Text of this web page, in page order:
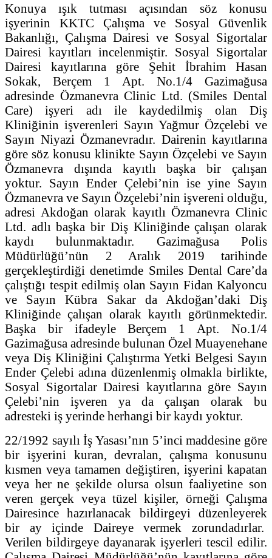
Konuya ışık tutması açısından söz konusu
işyerinin KKTC Çalışma ve Sosyal Güvenlik
Bakanlığı, Çalışma Dairesi ve Sosyal Sigortalar
Dairesi kayıtları incelenmiştir. Sosyal Sigortalar
Dairesi kayıtlarına göre Şehit İbrahim Hasan
Sokak, Berçem 1 Apt. No.1/4 Gazimağusa
adresinde Özmanevra Clinic Ltd. (Smiles Dental
Care) işyeri adı ile kaydedilmiş olan Diş
Kliniğinin işverenleri Sayın Yağmur Özçelebi ve
Sayın Niyazi Özmanevradır. Dairenin kayıtlarına
göre söz konusu klinikte Sayın Özçelebi ve Sayın
Özmanevra dışında kayıtlı başka bir çalışan
yoktur. Sayın Ender Çelebi’nin ise yine Sayın
Özmanevra ve Sayın Özçelebi’nin işvereni olduğu,
adresi Akdoğan olarak kayıtlı Özmanevra Clinic
Ltd. adlı başka bir Diş Kliniğinde çalışan olarak
kaydı bulunmaktadır. Gazimağusa Polis
Müdürlüğü’nün 2 Aralık 2019 tarihinde
gerçekleştirdiği denetimde Smiles Dental Care’da
çalıştığı tespit edilmiş olan Sayın Fidan Kalyoncu
ve Sayın Kübra Sakar da Akdoğan’daki Diş
Kliniğinde çalışan olarak kayıtlı görünmektedir.
Başka bir ifadeyle Berçem 1 Apt. No.1/4
Gazimağusa adresinde bulunan Özel Muayenehane
veya Diş Kliniğini Çalıştırma Yetki Belgesi Sayın
Ender Çelebi adına düzenlenmiş olmakla birlikte,
Sosyal Sigortalar Dairesi kayıtlarına göre Sayın
Çelebi’nin işveren ya da çalışan olarak bu
adresteki iş yerinde herhangi bir kaydı yoktur.
22/1992 sayılı İş Yasası’nın 5’inci maddesine göre
bir işyerini kuran, devralan, çalışma konusunu
kısmen veya tamamen değiştiren, işyerini kapatan
veya her ne şekilde olursa olsun faaliyetine son
veren gerçek veya tüzel kişiler, örneği Çalışma
Dairesince hazırlanacak bildirgeyi düzenleyerek
bir ay içinde Daireye vermek zorundadırlar.
Verilen bildirgeye dayanarak işyerleri tescil edilir.